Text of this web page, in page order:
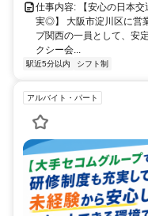
仕事内容: 【安心の日本
実◎】 大阪市淀川区に営
プ関西の一員として、安
クシー会...
駅近5分以内 シフト制
アルバイト・パート